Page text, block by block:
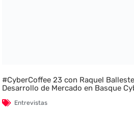
#CyberCoffee 23 con Raquel
Desarrollo de Mercado en Basque
Entrevistas